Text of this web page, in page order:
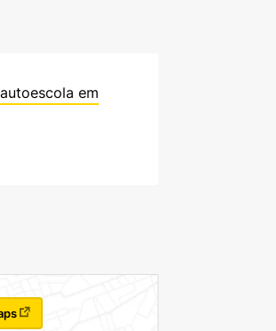
autoescola em